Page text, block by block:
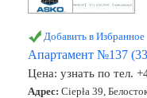
Добавить в Избранное
Апартамент №137
Цена: узнать по тел.
Адрес: Ciepła 39,